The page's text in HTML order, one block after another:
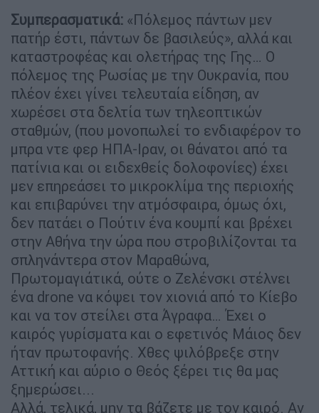
Συμπερασματικά: «Πόλεμος πάντων μεν
πατήρ έστι, πάντων δε βασιλεύς», αλλά και
καταστροφέας και ολετήρας της Γης… Ο
πόλεμος της Ρωσίας με την Ουκρανία, που
πλέον έχει γίνει τελευταία είδηση, αν
χωρέσει στα δελτία των τηλεοπτικών
σταθμών, (που μονοπωλεί το ενδιαφέρον το
μπρα ντε φερ ΗΠΑ-Ιραν, οι θάνατοι από τα
πατίνια και οι ειδεχθείς δολοφονίες) έχει
μεν επηρεάσει το μικροκλίμα της περιοχής
και επιβαρύνει την ατμόσφαιρα, όμως όχι,
δεν πατάει ο Πούτιν ένα κουμπί και βρέχει
στην Αθήνα την ώρα που στροβιλίζονται τα
σπληνάντερα στον Μαραθώνα,
Πρωτομαγιάτικά, ούτε ο Ζελένσκι στέλνει
ένα drone να κόψει τον χιονιά από το Κίεβο
και να τον στείλει στα Άγραφα… Έχει ο
καιρός γυρίσματα και ο εφετινός Μάιος δεν
ήταν πρωτοφανής. Χθες ψιλόβρεξε στην
Αττική και αύριο ο Θεός ξέρει τις θα μας
ξημερώσει...
Αλλά, τελικά, μην τα βάζετε με τον καιρό. Αν